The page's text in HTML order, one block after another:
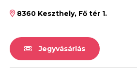
8360 Keszthely, Fő tér 1.
Jegyvásárlás